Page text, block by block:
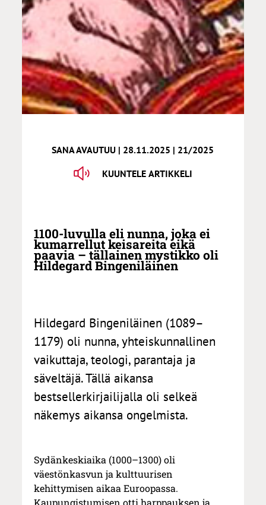
SANA AVAUTUU | 28.11.2025 | 21/2025
KUUNTELE ARTIKKELI
1100-luvulla eli nunna, joka ei
kumarrellut keisareita eikä
paavia – tällainen mystikko oli
Hildegard Bingeniläinen
Hildegard Bingeniläinen (1089–
1179) oli nunna, yhteiskunnallinen
vaikuttaja, teologi, parantaja ja
säveltäjä. Tällä aikansa
bestsellerkirjailijalla oli selkeä
näkemys aikansa ongelmista.
Sydänkeskiaika (1000–1300) oli
väestönkasvun ja kulttuurisen
kehittymisen aikaa Euroopassa.
Kaupungistumisen otti harppauksen ja